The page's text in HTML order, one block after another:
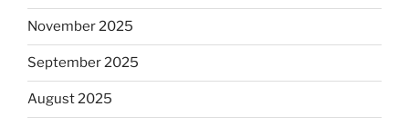
November 2025
September 2025
August 2025